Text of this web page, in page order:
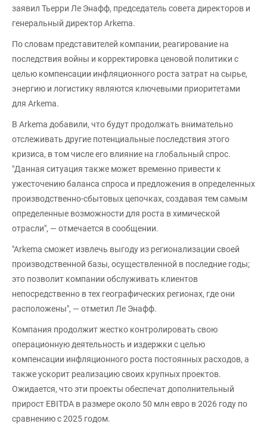
заявил Тьерри Ле Энафф, председатель совета директоров и
генеральный директор Arkema.
По словам представителей компании, реагирование на
последствия войны и корректировка ценовой политики с
целью компенсации инфляционного роста затрат на сырье,
энергию и логистику являются ключевыми приоритетами
для Arkema.
В Arkema добавили, что будут продолжать внимательно
отслеживать другие потенциальные последствия этого
кризиса, в том числе его влияние на глобальный спрос.
"Данная ситуация также может временно привести к
ужесточению баланса спроса и предложения в определенных
производственно-сбытовых цепочках, создавая тем самым
определенные возможности для роста в химической
отрасли", — отмечается в сообщении.
"Arkema сможет извлечь выгоду из регионализации своей
производственной базы, осуществленной в последние годы;
это позволит компании обслуживать клиентов
непосредственно в тех географических регионах, где они
расположены", — отметил Ле Энафф.
Компания продолжит жестко контролировать свою
операционную деятельность и издержки с целью
компенсации инфляционного роста постоянных расходов, а
также ускорит реализацию своих крупных проектов.
Ожидается, что эти проекты обеспечат дополнительный
прирост EBITDA в размере около 50 млн евро в 2026 году по
сравнению с 2025 годом.